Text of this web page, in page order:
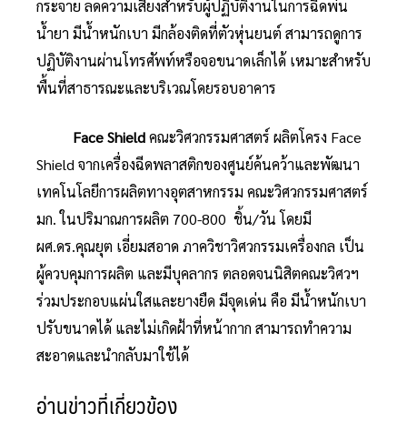
กระจาย ลดความเสี่ยงสำหรับผู้ปฏิบัติงานในการฉีดพ่น
น้ำยา มีน้ำหนักเบา มีกล้องติดที่ตัวหุ่นยนต์ สามารถดูการ
ปฏิบัติงานผ่านโทรศัพท์หรือจอขนาดเล็กได้ เหมาะสำหรับ
พื้นที่สาธารณะและบริเวณโดยรอบอาคาร
Face Shieldคณะวิศวกรรมศาสตร์ ผลิตโครง Face
Shield จากเครื่องฉีดพลาสติกของศูนย์ค้นคว้าและพัฒนา
เทคโนโลยีการผลิตทางอุตสาหกรรม คณะวิศวกรรมศาสตร์
มก. ในปริมาณการผลิต 700-800 ชิ้น/วัน โดยมี
ผศ.ดร.คุณยุต เอี่ยมสอาด ภาควิชาวิศวกรรมเครื่องกล เป็น
ผู้ควบคุมการผลิต และมีบุคลากร ตลอดจนนิสิตคณะวิศวฯ
ร่วมประกอบแผ่นใสและยางยืด มีจุดเด่น คือ มีน้ำหนักเบา
ปรับขนาดได้ และไม่เกิดฝ้าที่หน้ากาก สามารถทำความ
สะอาดและนำกลับมาใช้ได้
อ่านข่าวที่เกี่ยวข้อง